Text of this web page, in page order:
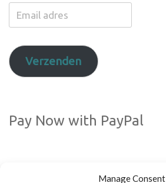
Manage Consent
Email
adres
Verzenden
Pay Now with PayPal